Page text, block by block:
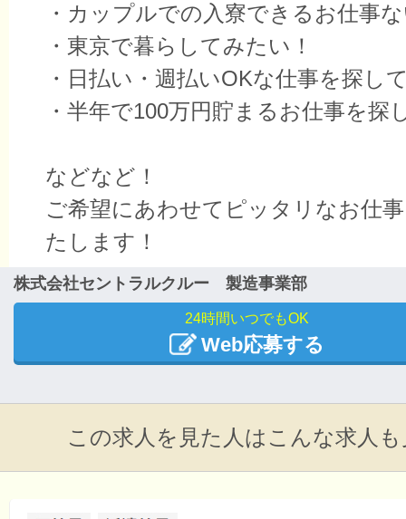
・カップルでの入寮できるお仕事
・東京で暮らしてみたい！
・日払い・週払いOKな仕事を探し
・半年で100万円貯まるお仕事を探
などなど！
ご希望にあわせてピッタリなお仕
たします！
株式会社セントラルクルー 製造事業部
24時間いつでもOK
Web応募する
この求人を見た人はこんな求人